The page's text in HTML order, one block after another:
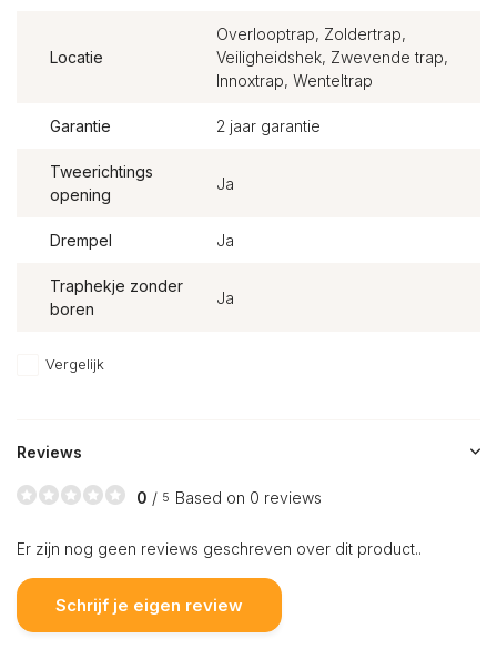
Locatie
Overlooptrap, Zoldertrap,
Veiligheidshek, Zwevende trap,
Innoxtrap, Wenteltrap
Garantie 2 jaar garantie
Tweerichtings
opening
Ja
Drempel Ja
Traphekje zonder
boren
Ja
Vergelijk
Reviews
0 / 5 Based on 0 reviews
Er zijn nog geen reviews geschreven over dit product..
Schrijf je eigen review